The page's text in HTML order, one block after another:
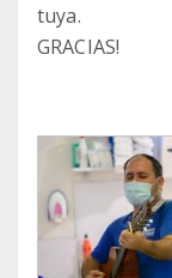
tuya.
GRACIAS!